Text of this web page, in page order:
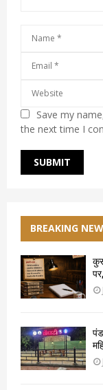
Save my
the next time I
BREAKING